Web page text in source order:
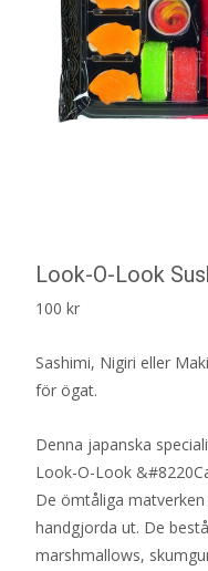
Look-O-Look
100 kr
Sashimi, Nigiri eller
för ögat.
Denna japanska
Look-O-Look
De ömtåliga
handgjorda ut. De
marshmallows,